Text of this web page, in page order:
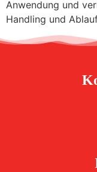
Anwendung und
Handling und